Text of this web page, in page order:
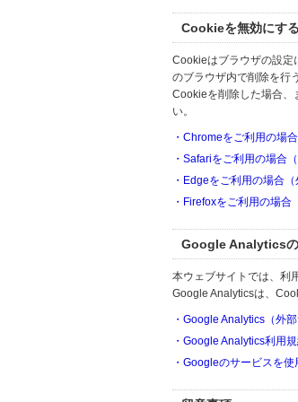
Cookieを無効にす
Cookieはブラウザの設定
のブラウザ内で削除を行
Cookieを削除した場合、
い。
・Chromeをご利用の場
・Safariをご利用の場合
・Edgeをご利用の場合（
・Firefoxをご利用の場合
Google Analyticsの
本ウェブサイトでは、利
Google Analyticsは、
・Google Analytics（外
・Google Analytics利用
・Googleのサービスを